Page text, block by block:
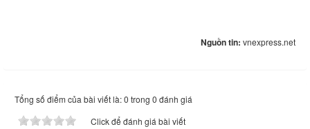
Nguồn tin: vnexpress.net
Tổng số điểm của bài viết là: 0 trong 0 đánh giá
Click để đánh giá bài viết